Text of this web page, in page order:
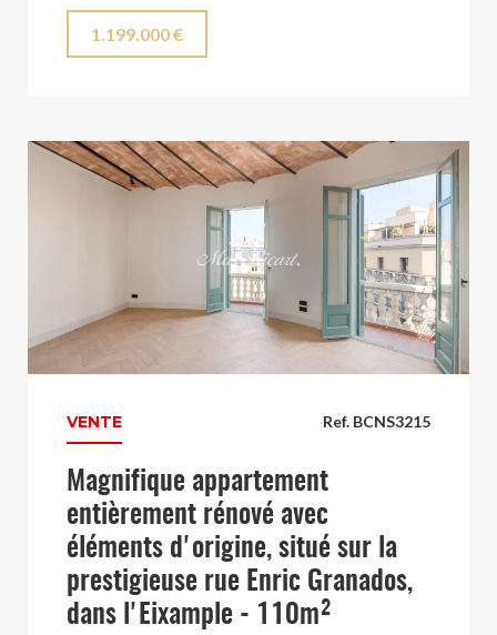
1.199.000 €
Ref. BCNS3215
VENTE
Magnifique appartement
entièrement rénové avec
éléments d'origine, situé sur la
prestigieuse rue Enric Granados,
dans l'Eixample - 110m²